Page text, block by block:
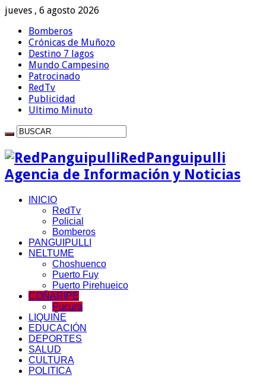
jueves , 6 agosto 2026
Bomberos
Crónicas de Muñozo
Destino 7 lagos
Mundo Campesino
Patrocinado
RedTv
Publicidad
Ultimo Minuto
RedPanguipulli
Agencia de Información y Noticias
INICIO
RedTv
Policial
Bomberos
PANGUIPULLI
NELTUME
Choshuenco
Puerto Fuy
Puerto Pirehueico
COÑARIPE
Pucura
LIQUIÑE
EDUCACIÓN
DEPORTES
SALUD
CULTURA
POLITICA